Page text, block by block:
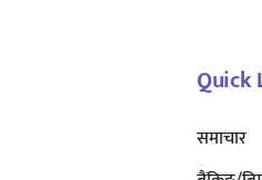
Quick
समाचार